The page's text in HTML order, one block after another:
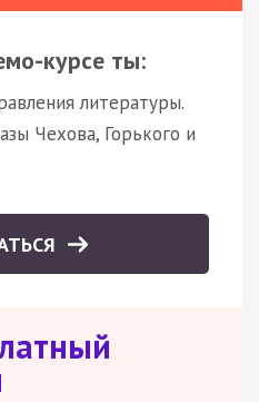
курсе ты:
литературы.
Чехова, Горького и